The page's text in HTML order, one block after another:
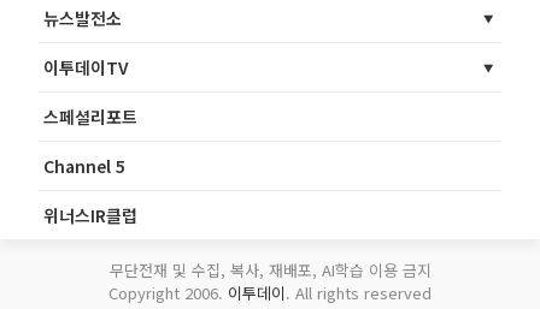
뉴스발전소
이투데이TV
스페셜리포트
Channel 5
위너스IR클럽
무단전재 및 수집, 복사, 재배포, AI학습 이용 금지
Copyright 2006. 이투데이. All rights reserved